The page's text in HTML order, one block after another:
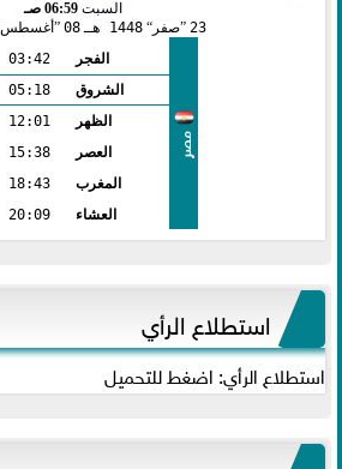
السبت 06:59 صـ
23
صفر 1448 هـ 08 أغسطس
مصر
الفجر
03:42
الشروق
05:18
الظهر
12:01
العصر
15:38
المغرب
18:43
العشاء
20:09
استطلاع الرأي
استطلاع الرأي: اضغط للتحميل